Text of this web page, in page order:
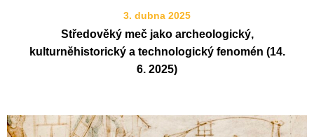
3. dubna 2025
Středověký meč jako archeologický,
kulturněhistorický a technologický fenomén (14.
6. 2025)